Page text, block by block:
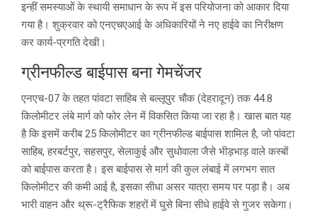
इन्हीं समस्याओं के स्थायी समाधान के रूप में इस परियोजना को आकार दिया
गया है। शुक्रवार को एनएचएआई के अधिकारियों ने नए हाईवे का निरीक्षण
कर कार्य-प्रगति देखी।
ग्रीनफील्ड बाईपास बना गेमचेंजर
एनएच-07 के तहत पांवटा साहिब से बल्लूपुर चौक (देहरादून) तक 44.8
किलोमीटर लंबे मार्ग को फोर लेन में विकसित किया जा रहा है। खास बात यह
है कि इसमें करीब 25 किलोमीटर का ग्रीनफील्ड बाईपास शामिल है, जो पांवटा
साहिब, हरबर्टपुर, सहसपुर, सेलाकुई और सुधोवाला जैसे भीड़भाड़ वाले कस्बों
को बाईपास करता है। इस बाईपास से मार्ग की कुल लंबाई में लगभग सात
किलोमीटर की कमी आई है, इसका सीधा असर यात्रा समय पर पड़ा है। अब
भारी वाहन और थ्रू-ट्रैफिक शहरों में घुसे बिना सीधे हाईवे से गुजर सकेगा।